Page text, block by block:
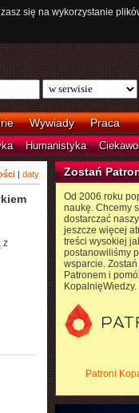
się na wykorzystanie
Wywiady Praca
Humanistyka
| daty
z
Zostań
Od 2006 roku
naukę. Chcemy
dostarczać
jeszcze więcej
treści wysokiej
postanowiliśmy
wsparcie.
Patronem i
KopalnięWiedzy.
Patroni